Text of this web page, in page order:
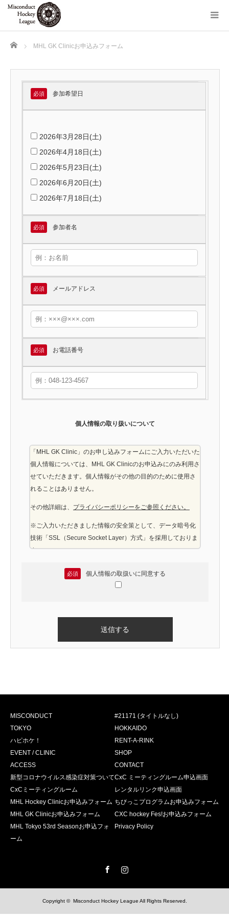
Home MHL GK Clinicお申込みフォーム
必須 参加希望日
2026年3月28日(土)
2026年4月18日(土)
2026年5月23日(土)
2026年6月20日(土)
2026年7月18日(土)
必須 参加者名
必須 メールアドレス
必須 お電話番号
個人情報の取り扱いについて
「MHL GK Clinic」のお申し込みフォームにご入力いただいた
個人情報については、MHL GK Clinicのお申込みにのみ利用さ
せていただきます。個人情報がその他の目的のために使用さ
れることはありません。
その他詳細は、 プライバシーポリシーをご参照ください。
※ご入力いただきました情報の安全策として、データ暗号化
技術「SSL（Secure Socket Layer）方式」を採用しておりま
す。
必須 個人情報の取扱いに同意する
MISCONDUCT
#21171 (タイトルなし)
TOKYO
HOKKAIDO
ハピホケ！
RENT-A-RINK
EVENT / CLINIC
SHOP
ACCESS
CONTACT
新型コロナウイルス感染症対策ついてCxC ミーティングルーム申込画面
CxCミーティングルーム
レンタルリンク申込画面
MHL Hockey Clinicお申込みフォーム ちびっこプログラムお申込みフォーム
MHL GK Clinicお申込みフォーム
CXC hockey Fes!お申込みフォーム
MHL Tokyo 53rd Seasonお申込フォ
ーム
Privacy Policy
Copyright © Misconduct Hockey League All Rights Reserved.